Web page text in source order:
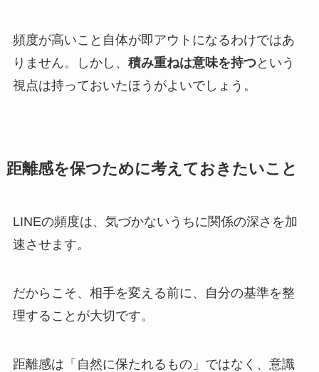
頻度が高いこと自体が即アウトになるわけではあ
りません。しかし、 積み重ねは意味を持つという
視点は持っておいたほうがよいでしょう。
距離感を保つために考えておきたいこと
LINEの頻度は、気づかないうちに関係の深さを加
速させます。
だからこそ、相手を変える前に、自分の基準を整
理することが大切です。
距離感は「自然に保たれるもの」ではなく、意識